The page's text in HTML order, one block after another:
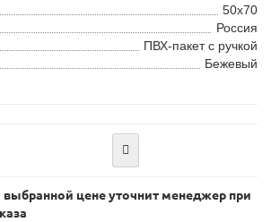
50х70
Россия
ПВХ-пакет с ручкой
Бежевый
выбранной цене уточнит менеджер при